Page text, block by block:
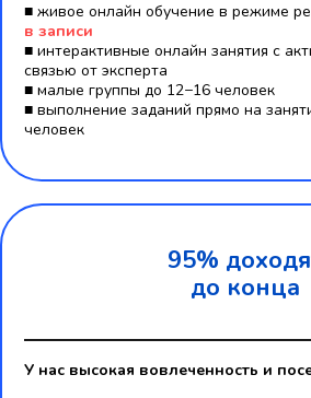
■ живое онлайн обучение в режиме
в записи
■ интерактивные онлайн занятия c
связью от эксперта
■ малые группы до 12−16 человек
■ выполнение заданий прямо на
человек
95%
до конца
У нас высокая вовлеченность и